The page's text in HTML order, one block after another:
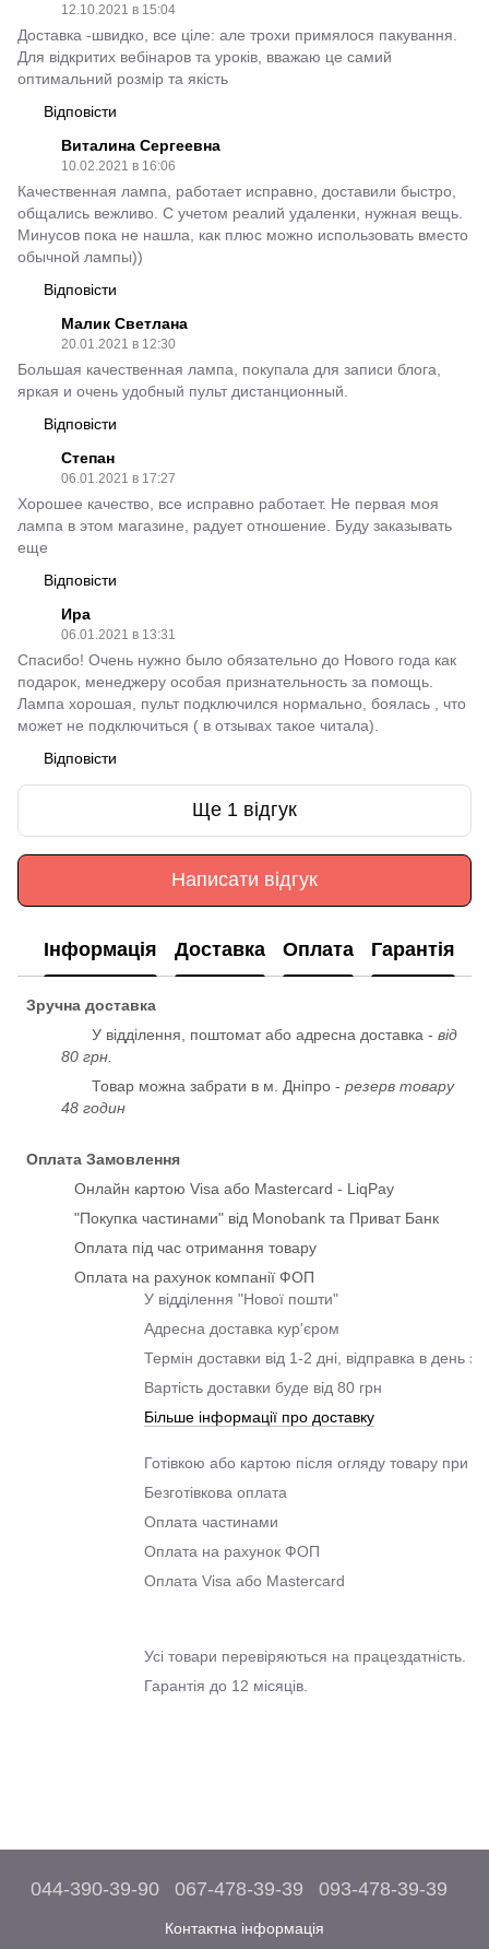
12.10.2021 в 15:04
Доставка -швидко, все ціле: але трохи примялося пакування.
Для відкритих вебінаров та уроків, вважаю це самий
оптимальний розмір та якість
Відповісти
Виталина Сергеевна
10.02.2021 в 16:06
Качественная лампа, работает исправно, доставили быстро,
общались вежливо. С учетом реалий удаленки, нужная вещь.
Минусов пока не нашла, как плюс можно использовать вместо
обычной лампы))
Відповісти
Малик Светлана
20.01.2021 в 12:30
Большая качественная лампа, покупала для записи блога,
яркая и очень удобный пульт дистанционный.
Відповісти
Степан
06.01.2021 в 17:27
Хорошее качество, все исправно работает. Не первая моя
лампа в этом магазине, радует отношение. Буду заказывать
еще
Відповісти
Ира
06.01.2021 в 13:31
Спасибо! Очень нужно было обязательно до Нового года как
подарок, менеджеру особая признательность за помощь.
Лампа хорошая, пульт подключился нормально, боялась , что
может не подключиться ( в отзывах такое читала).
Відповісти
Ще 1 відгук
Написати відгук
Інформація Доставка Оплата Гарантія
Зручна доставка
У відділення, поштомат або адресна доставка - від
80 грн.
Товар можна забрати в м. Дніпро - резерв товару
48 годин
Оплата Замовлення
Онлайн картою Visa або Mastercard - LiqPay
"Покупка частинами" від Monobank та Приват Банк
Оплата під час отримання товару
Оплата на рахунок компанії ФОП
У відділення "Нової пошти"
Адресна доставка кур'єром
Термін доставки від 1-2 дні, відправка в день
Вартість доставки буде від 80 грн
Більше інформації про доставку
Готівкою або картою після огляду товару при
Безготівкова оплата
Оплата частинами
Оплата на рахунок ФОП
Оплата Visa або Mastercard
Усі товари перевіряються на працездатність.
Гарантія до 12 місяців.
044-390-39-90 067-478-39-39 093-478-39-39
Контактна інформація